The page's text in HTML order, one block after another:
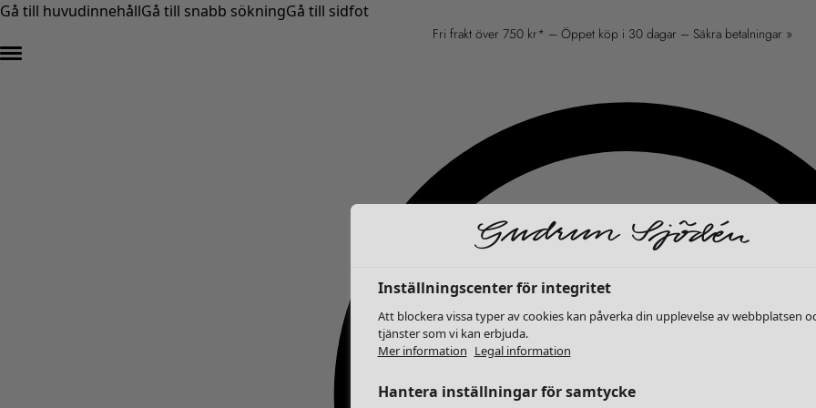
Gå till huvudinnehållGå till snabb sökningGå till sidfot
Fri frakt över 750 kr* – Öppet köp i 30 dagar – Säkra betalningar »
Inställningscenter för integritet
Att blockera vissa typer av cookies kan påverka din upplevelse av webbplatsen
tjänster som vi kan erbjuda.
Mer information Legal information
Hantera inställningar för samtycke